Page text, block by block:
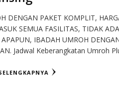
DENGAN PAKET KOMPLIT,
SEMUA FASILITAS, TIDAK
APAPUN, IBADAH UMROH
Jadwal Keberangkatan Umroh